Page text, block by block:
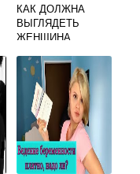
КАК ДОЛЖНА
ВЫГЛЯДЕТЬ
ЖЕНЩИНА